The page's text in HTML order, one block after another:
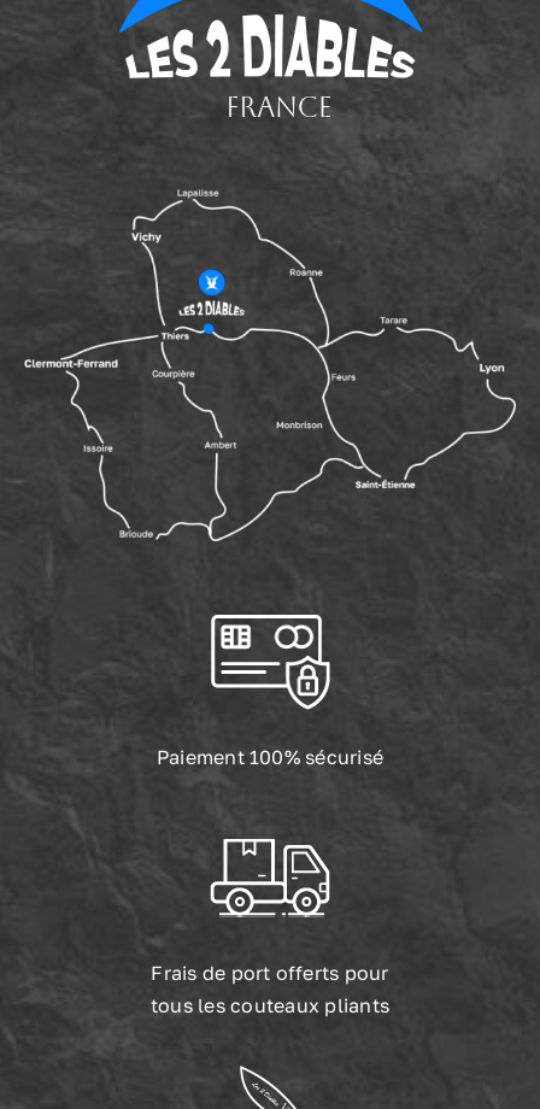
Paiement 100% sécurisé
Frais de port offerts pour
tous les couteaux pliants